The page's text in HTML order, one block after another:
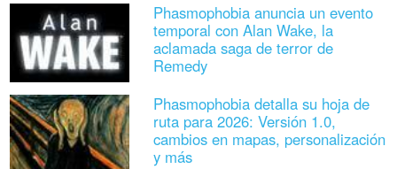
Phasmophobia anuncia un evento
temporal con Alan Wake, la
aclamada saga de terror de
Remedy
Phasmophobia detalla su hoja de
ruta para 2026: Versión 1.0,
cambios en mapas, personalización
y más